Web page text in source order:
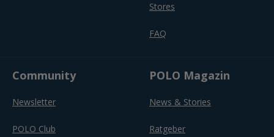
Stores
FAQ
Community
Newsletter
POLO Club
POLO Magazin
News & Stories
Ratgeber